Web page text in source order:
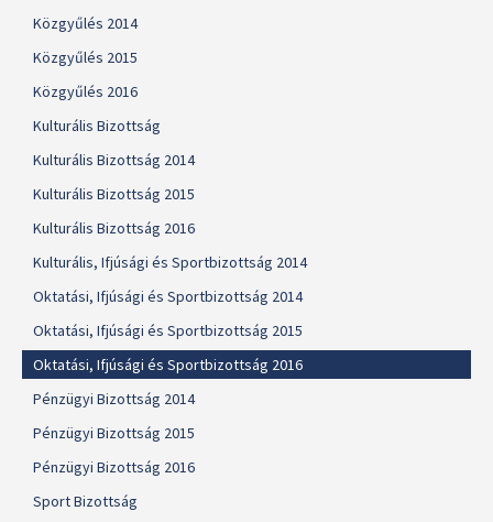
Közgyűlés 2014
Közgyűlés 2015
Közgyűlés 2016
Kulturális Bizottság
Kulturális Bizottság 2014
Kulturális Bizottság 2015
Kulturális Bizottság 2016
Kulturális, Ifjúsági és Sportbizottság 2014
Oktatási, Ifjúsági és Sportbizottság 2014
Oktatási, Ifjúsági és Sportbizottság 2015
Oktatási, Ifjúsági és Sportbizottság 2016
Pénzügyi Bizottság 2014
Pénzügyi Bizottság 2015
Pénzügyi Bizottság 2016
Sport Bizottság